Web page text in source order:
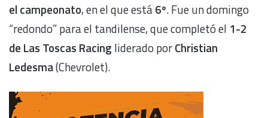
el campeonato, en el que está6º. Fue un domingo
“redondo” para el tandilense, que completó el 1-2
de Las Toscas Racing liderado porChristian
Ledesma(Chevrolet).